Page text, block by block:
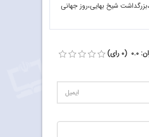
شیخ بهایی،روز جهانی